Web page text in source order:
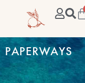
PAPERWAYS